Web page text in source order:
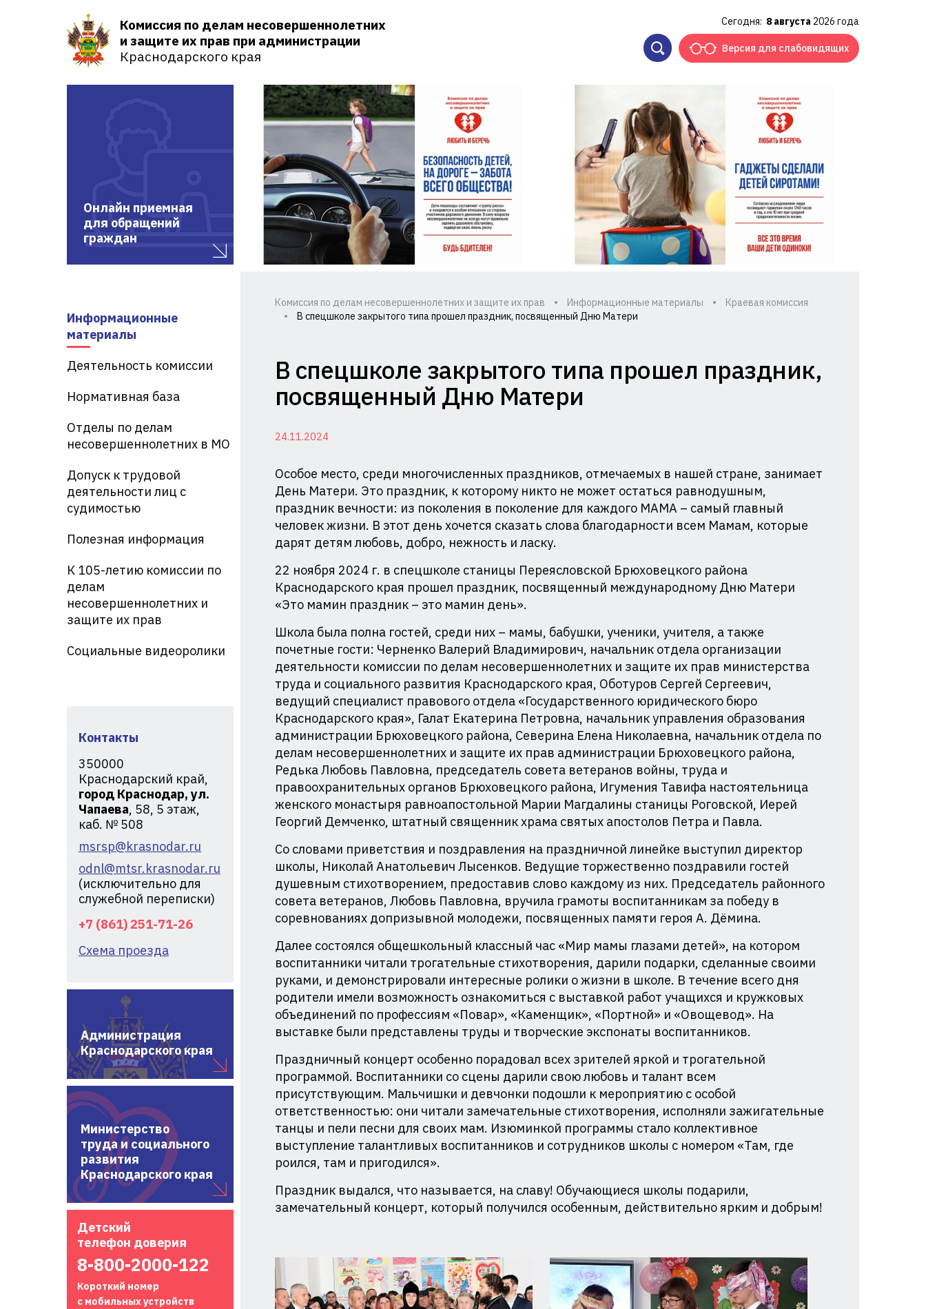
Комиссия по делам несовершеннолетних
и защите их прав при администрации
Краснодарского края
Сегодня: 8 августа 2026 года
Версия для слабовидящих
Онлайн приемная
для обращений
граждан
Информационные
материалы
Деятельность комиссии
Нормативная база
Отделы по делам
несовершеннолетних в МО
Допуск к трудовой
деятельности лиц с
судимостью
Полезная информация
К 105-летию комиссии по
делам
несовершеннолетних и
защите их прав
Социальные видеоролики
Контакты
350000
Краснодарский край,
город Краснодар, ул.
Чапаева, 58, 5 этаж,
каб. № 508
msrsp@krasnodar.ru
odnl@mtsr.krasnodar.ru
(исключительно для
служебной переписки)
+7 (861) 251-71-26
Схема проезда
Администрация
Краснодарского края
Министерство
труда и социального
развития
Краснодарского края
Детский
телефон доверия
8-800-2000-122
Короткий номер
с мобильных устройств
по
делам
и
защите
их
прав
при
Администрации
Краснодарского
края
Комиссия по делам несовершеннолетних и защите их прав Информационные материалы
Краевая комиссия
В спецшколе закрытого типа прошел праздник, посвященный Дню Матери
В спецшколе закрытого типа прошел праздник,
посвященный Дню Матери
24.11.2024
Особое место, среди многочисленных праздников, отмечаемых в нашей стране, занимает
День Матери. Это праздник, к которому никто не может остаться равнодушным,
праздник вечности: из поколения в поколение для каждого МАМА – самый главный
человек жизни. В этот день хочется сказать слова благодарности всем Мамам, которые
дарят детям любовь, добро, нежность и ласку.
22 ноября 2024 г. в спецшколе станицы Переясловской Брюховецкого района
Краснодарского края прошел праздник, посвященный международному Дню Матери
«Это мамин праздник – это мамин день».
Школа была полна гостей, среди них – мамы, бабушки, ученики, учителя, а также
почетные гости: Черненко Валерий Владимирович, начальник отдела организации
деятельности комиссии по делам несовершеннолетних и защите их прав министерства
труда и социального развития Краснодарского края, Оботуров Сергей Сергеевич,
ведущий специалист правового отдела «Государственного юридического бюро
Краснодарского края», Галат Екатерина Петровна, начальник управления образования
администрации Брюховецкого района, Северина Елена Николаевна, начальник отдела по
делам несовершеннолетних и защите их прав администрации Брюховецкого района,
Редька Любовь Павловна, председатель совета ветеранов войны, труда и
правоохранительных органов Брюховецкого района, Игумения Тавифа настоятельница
женского монастыря равноапостольной Марии Магдалины станицы Роговской, Иерей
Георгий Демченко, штатный священник храма святых апостолов Петра и Павла.
Со словами приветствия и поздравления на праздничной линейке выступил директор
школы, Николай Анатольевич Лысенков. Ведущие торжественно поздравили гостей
душевным стихотворением, предоставив слово каждому из них. Председатель районного
совета ветеранов, Любовь Павловна, вручила грамоты воспитанникам за победу в
соревнованиях допризывной молодежи, посвященных памяти героя А. Дёмина.
Далее состоялся общешкольный классный час «Мир мамы глазами детей», на котором
воспитанники читали трогательные стихотворения, дарили подарки, сделанные своими
руками, и демонстрировали интересные ролики о жизни в школе. В течение всего дня
родители имели возможность ознакомиться с выставкой работ учащихся и кружковых
объединений по профессиям «Повар», «Каменщик», «Портной» и «Овощевод». На
выставке были представлены труды и творческие экспонаты воспитанников.
Праздничный концерт особенно порадовал всех зрителей яркой и трогательной
программой. Воспитанники со сцены дарили свою любовь и талант всем
присутствующим. Мальчишки и девчонки подошли к мероприятию с особой
ответственностью: они читали замечательные стихотворения, исполняли зажигательные
танцы и пели песни для своих мам. Изюминкой программы стало коллективное
выступление талантливых воспитанников и сотрудников школы с номером «Там, где
роился, там и пригодился».
Праздник выдался, что называется, на славу! Обучающиеся школы подарили,
замечательный концерт, который получился особенным, действительно ярким и добрым!